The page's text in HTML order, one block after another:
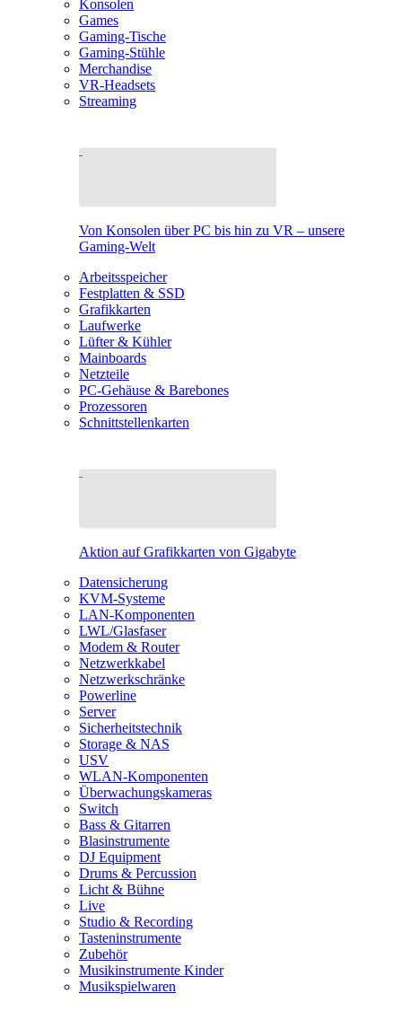
Konsolen
Games
Gaming-Tische
Gaming-Stühle
Merchandise
VR-Headsets
Streaming
Von Konsolen über PC bis hin zu VR – unsere
Gaming-Welt
Arbeitsspeicher
Festplatten & SSD
Grafikkarten
Laufwerke
Lüfter & Kühler
Mainboards
Netzteile
PC-Gehäuse & Barebones
Prozessoren
Schnittstellenkarten
Aktion auf Grafikkarten von Gigabyte
Datensicherung
KVM-Systeme
LAN-Komponenten
LWL/Glasfaser
Modem & Router
Netzwerkkabel
Netzwerkschränke
Powerline
Server
Sicherheitstechnik
Storage & NAS
USV
WLAN-Komponenten
Überwachungskameras
Switch
Bass & Gitarren
Blasinstrumente
DJ Equipment
Drums & Percussion
Licht & Bühne
Live
Studio & Recording
Tasteninstrumente
Zubehör
Musikinstrumente Kinder
Musikspielwaren